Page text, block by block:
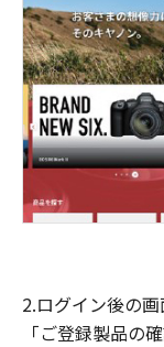
2.ログイン後の画
「ご登録製品の